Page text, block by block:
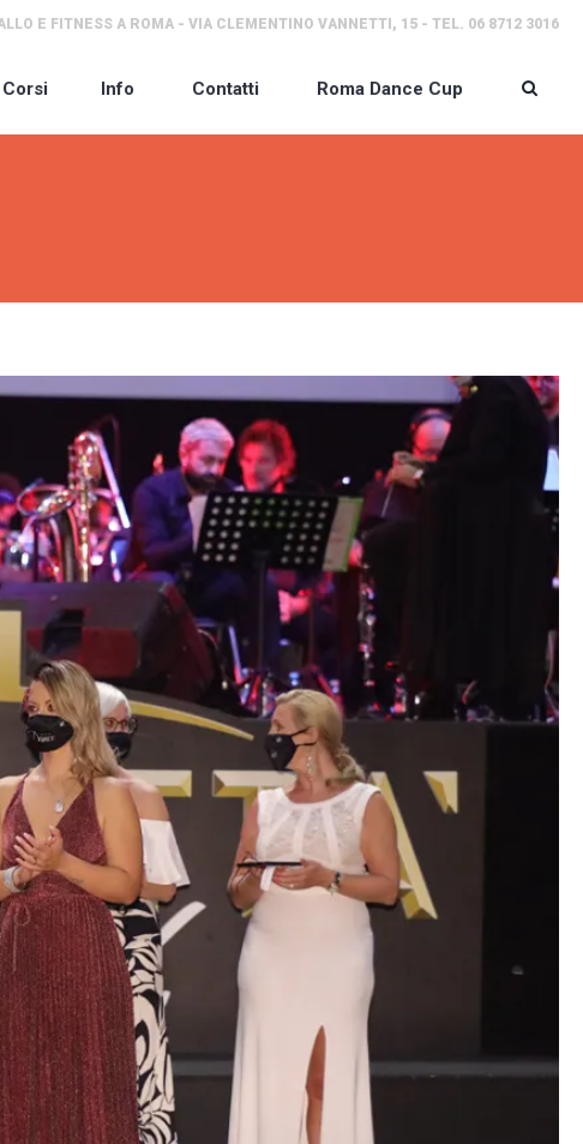
E FITNESS A ROMA - VIA CLEMENTINO VANNETTI, 15 - TEL. 06 8712 3016
Corsi Info Contatti Roma Dance Cup